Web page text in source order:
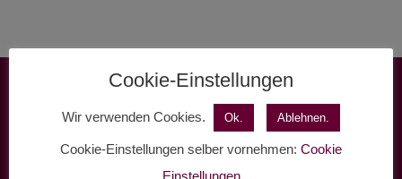
KONTAKTDATEN
Am Hopfenmarkt
Cookie-Einstellungen
Wir verwenden Cookies. Ok. Ablehnen.
Cookie-Einstellungen selber vornehmen: Cookie
Einstellungen